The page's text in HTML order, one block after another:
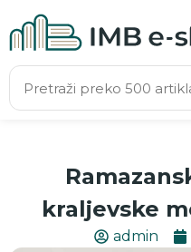
kraljevske
admin